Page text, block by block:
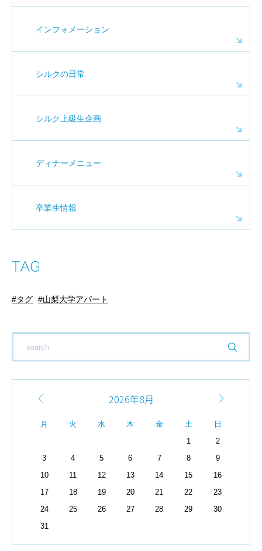
インフォメーション
シルクの日常
シルク上級生企画
ディナーメニュー
卒業生情報
タグ 山梨大学アパート
2026年8月
月 火 水 木 金 土
日
1
2
3
4 5 6 7 8
9
10
11 12 13 14 15
16
17
18 19 20 21 22
23
24
25 26 27 28 29
30
31